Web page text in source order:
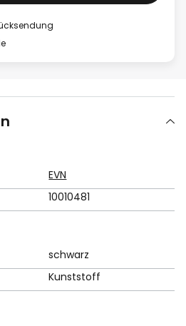
EVN
10010481
schwarz
Kunststoff